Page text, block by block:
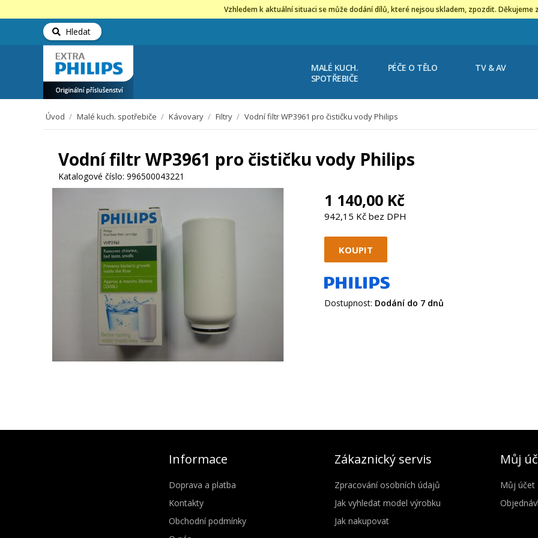
Vzhledem k aktuální situaci se může dodání dílů, které nejsou skladem, zpozdit. Děkujeme
Hledat
MALÉ KUCH.
SPOTŘEBIČE
PÉČE O TĚLO TV & AV
Úvod / Malé kuch. spotřebiče / Kávovary / Filtry / Vodní filtr WP3961 pro čističku vody Philips
Vodní filtr WP3961 pro čističku vody Philips
Katalogové číslo: 996500043221
1 140,00 Kč
942,15 Kč bez DPH
Dostupnost: Dodání do 7 dnů
Informace
Doprava a platba
Kontakty
Obchodní podmínky
Zákaznický servis
Zpracování osobních údajů
Jak vyhledat model výrobku
Jak nakupovat
Můj
Můj účet